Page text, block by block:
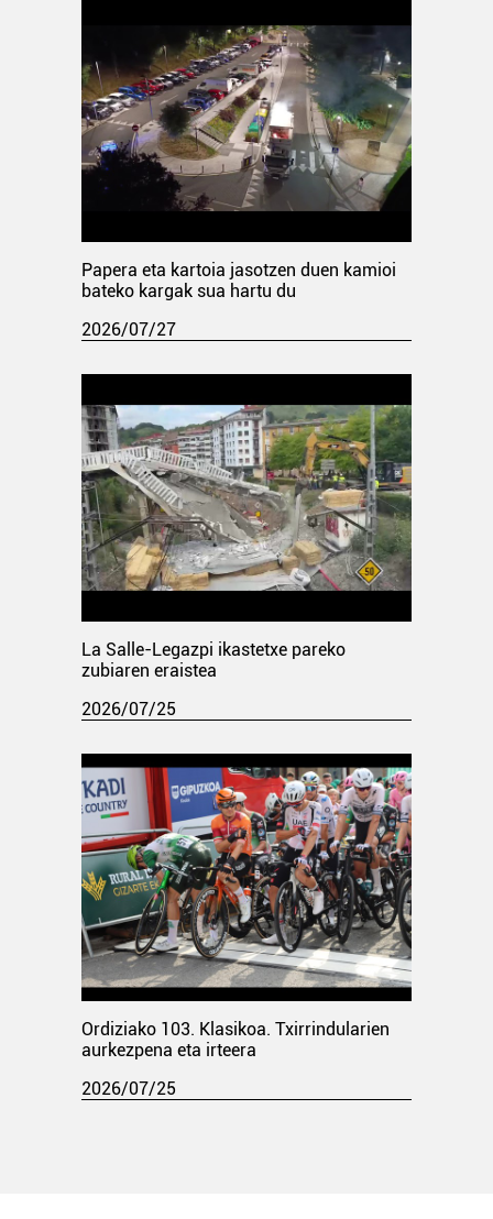
Papera eta kartoia jasotzen duen kamioi
bateko kargak sua hartu du
2026/07/27
La Salle-Legazpi ikastetxe pareko
zubiaren eraistea
2026/07/25
Ordiziako 103. Klasikoa. Txirrindularien
aurkezpena eta irteera
2026/07/25